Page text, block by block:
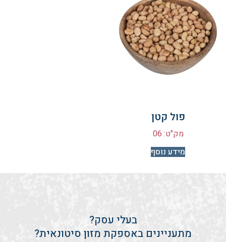
פול קטן
מק"ט: 06
מידע נוסף
בעלי עסק?
מתעניינים באספקת מזון סיטונאית?